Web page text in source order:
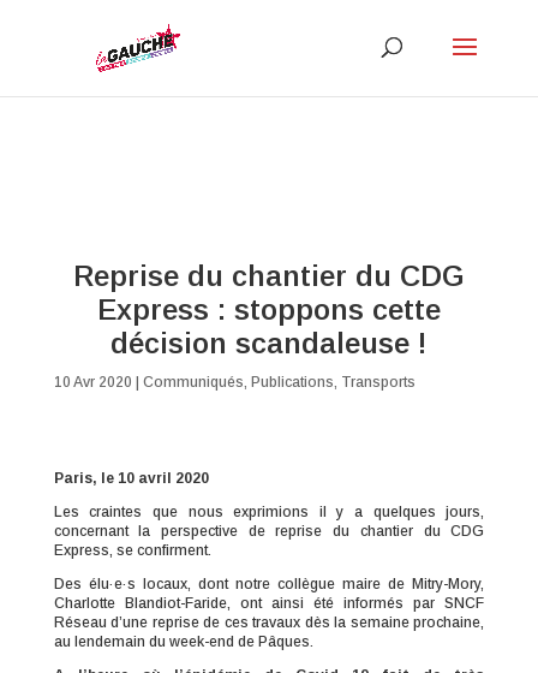
Reprise du chantier du CDG
Express : stoppons cette
décision scandaleuse !
10 Avr 2020 Communiqués, Publications, Transports
Paris, le 10 avril 2020
Les craintes que nous exprimions il y a quelques jours,
concernant la perspective de reprise du chantier du CDG
Express, se confirment.
Des élu·e·s locaux, dont notre collègue maire de Mitry-Mory,
Charlotte Blandiot-Faride, ont ainsi été informés par SNCF
Réseau d’une reprise de ces travaux dès la semaine prochaine,
au lendemain du week-end de Pâques.